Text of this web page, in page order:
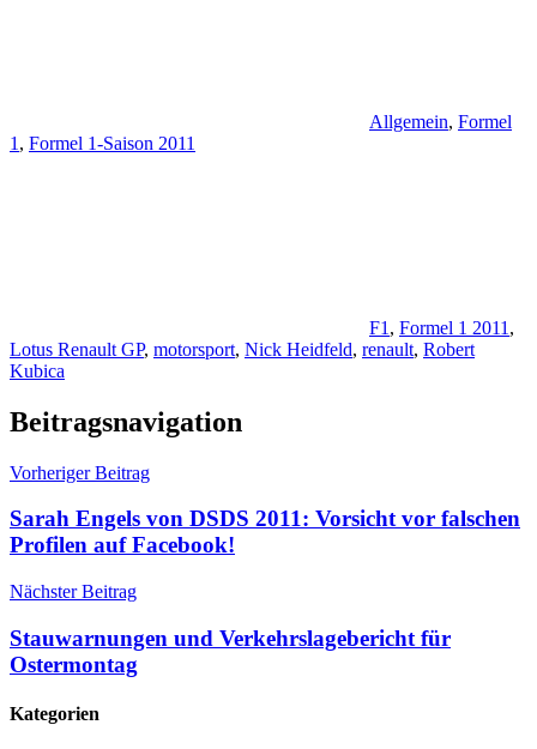
Allgemein, Formel
1 , Formel 1-Saison 2011
F1 , Formel 1 2011 ,
Lotus Renault GP, motorsport, Nick Heidfeld, renault, Robert
Kubica
Beitragsnavigation
Vorheriger Beitrag
Sarah Engels von DSDS 2011: Vorsicht vor falschen
Profilen auf Facebook!
Nächster Beitrag
Stauwarnungen und Verkehrslagebericht für
Ostermontag
Kategorien